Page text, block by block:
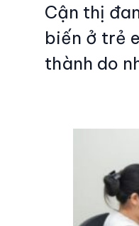
Cận thị
biến ở trẻ
thành do